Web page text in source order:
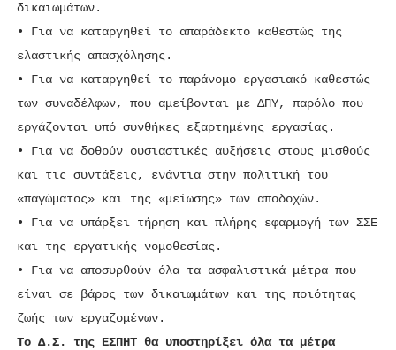
δικαιωμάτων.
• Για να καταργηθεί το απαράδεκτο καθεστώς της
ελαστικής απασχόλησης.
• Για να καταργηθεί το παράνομο εργασιακό καθεστώς
των συναδέλφων, που αμείβονται με ΔΠΥ, παρόλο που
εργάζονται υπό συνθήκες εξαρτημένης εργασίας.
• Για να δοθούν ουσιαστικές αυξήσεις στους μισθούς
και τις συντάξεις, ενάντια στην πολιτική του
«παγώματος» και της «μείωσης» των αποδοχών.
• Για να υπάρξει τήρηση και πλήρης εφαρμογή των ΣΣΕ
και της εργατικής νομοθεσίας.
• Για να αποσυρθούν όλα τα ασφαλιστικά μέτρα που
είναι σε βάρος των δικαιωμάτων και της ποιότητας
ζωής των εργαζομένων.
Το Δ.Σ. της ΕΣΠΗΤ θα υποστηρίξει όλα τα μέτρα